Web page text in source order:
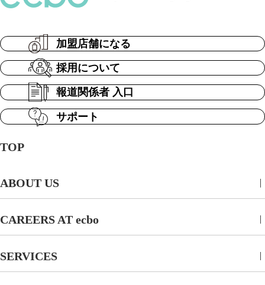
TOP
ABOUT US
CAREERS AT ecbo
SERVICES
加盟店舗になる
採用について
報道関係者 入口
サポート